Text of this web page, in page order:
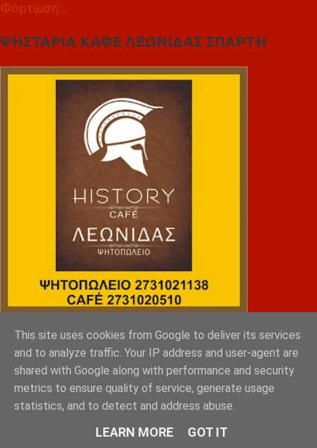
Φόρτωση...
ΨΗΣΤΑΡΙΑ ΚΑΦΕ ΛΕΩΝΙΔΑΣ ΣΠΑΡΤΗ
NRG SPORTS
This site uses cookies from Google to deliver its services
and to analyze traffic. Your IP address and user-agent are
shared with Google along with performance and security
metrics to ensure quality of service, generate usage
statistics, and to detect and address abuse.
LEARN MORE GOT IT